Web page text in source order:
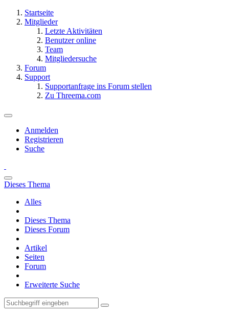
Startseite
Mitglieder
Letzte Aktivitäten
Benutzer online
Team
Mitgliedersuche
Forum
Support
Supportanfrage ins Forum stellen
Zu Threema.com
Anmelden
Registrieren
Suche
Dieses Thema
Alles
Dieses Thema
Dieses Forum
Artikel
Seiten
Forum
Erweiterte Suche